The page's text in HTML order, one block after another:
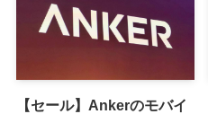
【セール】Ankerのモバイ